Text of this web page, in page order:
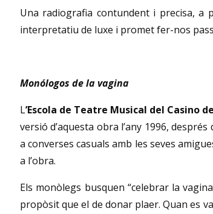
Una radiografia contundent i precisa, a
interpretatiu de luxe i promet fer-nos
Monólogos de la vagina
L’Escola de Teatre Musical del Casino
versió d’aquesta obra l’any 1996,
a converses casuals amb les seves
a l’obra.
Els monòlegs busquen “celebrar la
propòsit que el de donar plaer. Quan es